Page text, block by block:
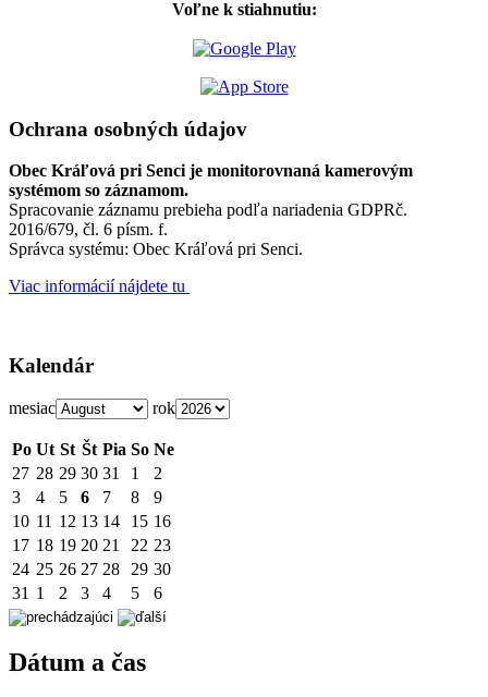
Voľne k stiahnutiu:
Ochrana osobných údajov
Obec Kráľová pri Senci je monitorovnaná kamerovým
systémom so záznamom.
Spracovanie záznamu prebieha podľa nariadenia GDPRč.
2016/679, čl. 6 písm. f.
Správca systému: Obec Kráľová pri Senci.
Viac informácií nájdete tu
Kalendár
mesiac rok
Po Ut St Št Pia So Ne
27 28 29 30 31 1
2
3
4 5 6 7 8
9
10 11 12 13 14 15 16
17 18 19 20 21 22 23
24 25 26 27 28 29 30
31 1 2 3 4 5 6
Dátum a čas